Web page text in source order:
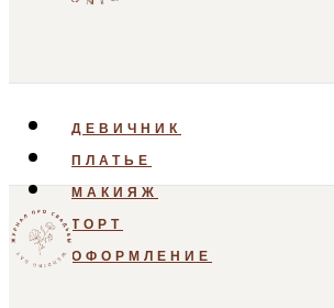
ДЕВИЧНИК
ПЛАТЬЕ
МАКИЯЖ
ТОРТ
ОФОРМЛЕНИЕ